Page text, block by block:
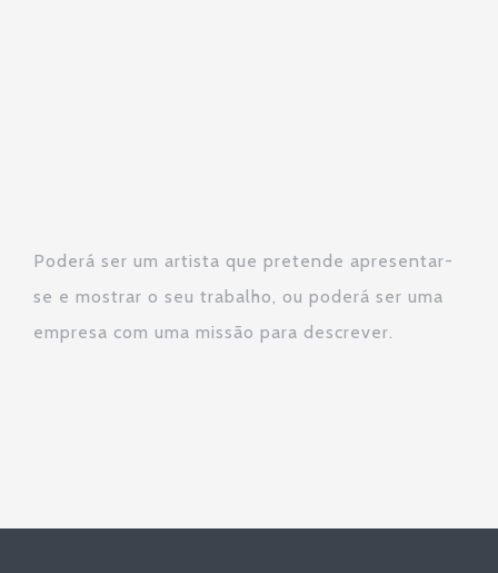
Poderá ser um artista que pretende apresentar-
se e mostrar o seu trabalho, ou poderá ser uma
empresa com uma missão para descrever.